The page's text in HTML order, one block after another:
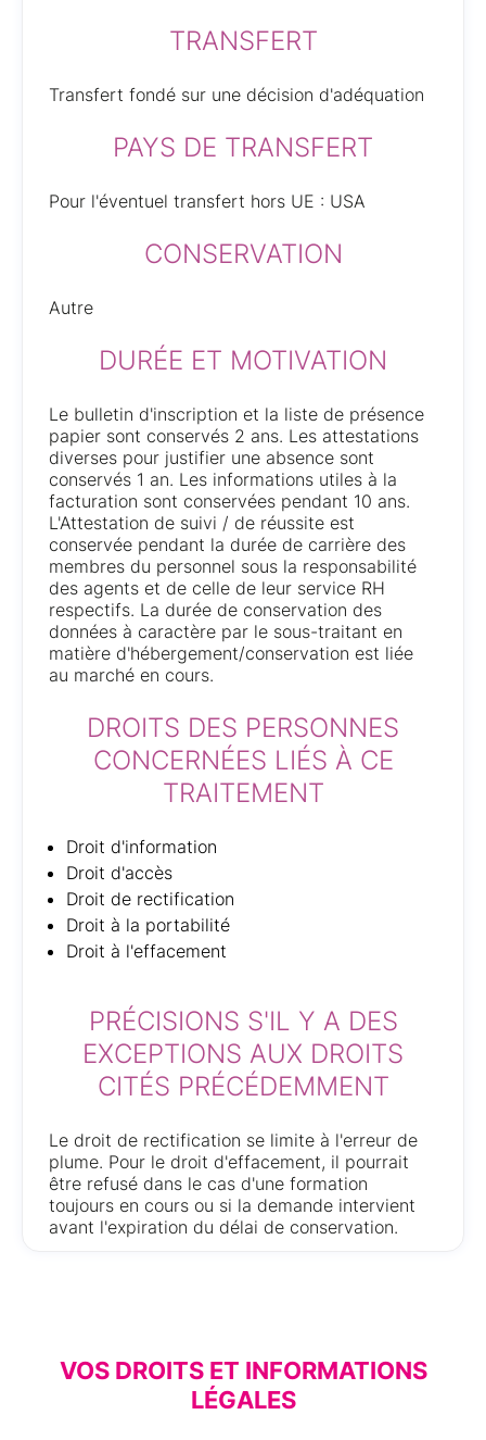
VOS DROITS ET INFORMATIONS
LÉGALES
TRANSFERT
Transfert fondé sur une décision d'adéquation
PAYS DE TRANSFERT
Pour l'éventuel transfert hors UE : USA
CONSERVATION
Autre
DURÉE ET MOTIVATION
Le bulletin d'inscription et la liste de présence
papier sont conservés 2 ans. Les attestations
diverses pour justifier une absence sont
conservés 1 an. Les informations utiles à la
facturation sont conservées pendant 10 ans.
L'Attestation de suivi / de réussite est
conservée pendant la durée de carrière des
membres du personnel sous la responsabilité
des agents et de celle de leur service RH
respectifs. La durée de conservation des
données à caractère par le sous-traitant en
matière d'hébergement/conservation est liée
au marché en cours.
DROITS DES PERSONNES
CONCERNÉES LIÉS À CE
TRAITEMENT
Droit d'information
Droit d'accès
Droit de rectification
Droit à la portabilité
Droit à l'effacement
PRÉCISIONS S'IL Y A DES
EXCEPTIONS AUX DROITS
CITÉS PRÉCÉDEMMENT
Le droit de rectification se limite à l'erreur de
plume. Pour le droit d'effacement, il pourrait
être refusé dans le cas d'une formation
toujours en cours ou si la demande intervient
avant l'expiration du délai de conservation.